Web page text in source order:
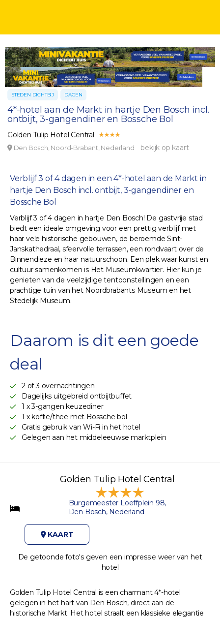
STEDEN DICHTBIJ DAGEN
4*-hotel aan de Markt in hartje Den Bosch incl.
ontbijt, 3-gangendiner en Bossche Bol
Golden Tulip Hotel Central
Den Bosch, Noord-Brabant, Nederland bekijk op kaart
Verblijf 3 of 4 dagen in een 4*-hotel aan de Markt in
hartje Den Bosch incl. ontbijt, 3-gangendiner en
Bossche Bol
Verblijf 3 of 4 dagen in hartje Den Bosch! De gastvrije stad
biedt een ideale omgeving voor een prettig verblijf met
haar vele historische gebouwen, de beroemde Sint-
Janskathedraal, sfeervolle terrassen, een rondvaart over de
Binnendieze en haar natuurschoon. Een plek waar kunst en
cultuur samenkomen is Het Museumkwartier. Hier kun je
genieten van de veelzijdige tentoonstellingen en een
prachtige tuin van het Noordbrabants Museum en het
Stedelijk Museum.
Daarom is dit een goede
deal
2 of 3 overnachtingen
Dagelijks uitgebreid ontbijtbuffet
1 x 3-gangen keuzediner
1 x koffie/thee met Bossche bol
Gratis gebruik van Wi-Fi in het hotel
Gelegen aan het middeleeuwse marktplein
Golden Tulip Hotel Central
Burgemeester Loeffplein 98,
Den Bosch, Nederland
KAART
De getoonde foto's geven een impressie weer van het
hotel
Golden Tulip Hotel Central is een charmant 4*-hotel
gelegen in het hart van Den Bosch, direct aan de
historische Markt. Het hotel straalt een klassieke elegantie